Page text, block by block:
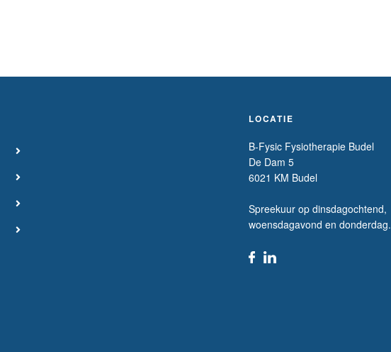
LOCATIE
B-Fysic Fysiotherapie Budel
De Dam 5
6021 KM Budel
Spreekuur op dinsdagochtend,
woensdagavond en donderdag.